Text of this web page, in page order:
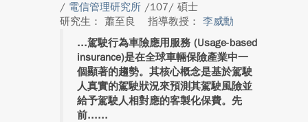
/ 電信管理研究所 /107/ 碩士
研究生： 蕭至良
指導教授： 李威勳
駕駛行為車險應用服務 (Usage-based
insurance)是在全球車輛保險產業中一
個顯著的趨勢。其核心概念是基於駕駛
人真實的駕駛狀況來預測其駕駛風險並
給予駕駛人相對應的客製化保費。先
前...